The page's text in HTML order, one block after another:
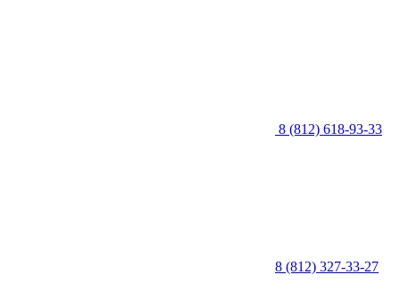
8 (812) 618-93-33
8 (812) 327-33-27